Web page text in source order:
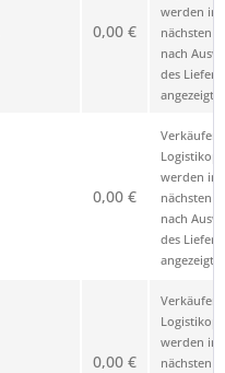
0,00 €
werden im
nächsten
nach
des
angezeigt.
0,00 €
Verkäufer
werden im
nächsten
nach
des
angezeigt.
0,00 €
Verkäufer
werden im
nächsten